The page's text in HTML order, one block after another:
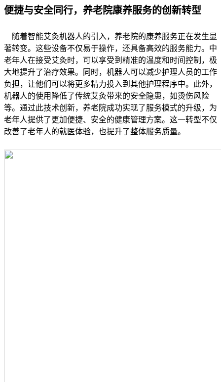
便捷与安全同行，养老院康养服务的创新转型
随着智能艾灸机器人的引入，养老院的康养服务正在发生显
著转变。这些设备不仅易于操作，还具备高效的服务能力。中
老年人在接受艾灸时，可以享受到精准的温度和时间控制，极
大地提升了治疗效果。同时，机器人可以减少护理人员的工作
负担，让他们可以将更多精力投入到其他护理程序中。此外，
机器人的使用降低了传统艾灸带来的安全隐患，如烫伤风险
等。通过此技术创新，养老院成功实现了服务模式的升级，为
老年人提供了更加便捷、安全的健康管理方案。这一转型不仅
改善了老年人的就医体验，也提升了整体服务质量。